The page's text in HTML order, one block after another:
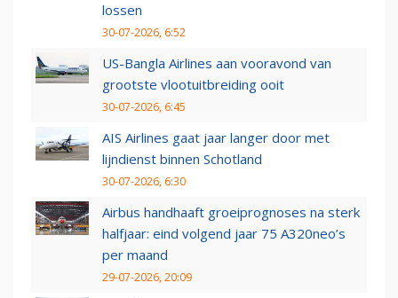
lossen
30-07-2026, 6:52
US-Bangla Airlines aan vooravond van
grootste vlootuitbreiding ooit
30-07-2026, 6:45
AIS Airlines gaat jaar langer door met
lijndienst binnen Schotland
30-07-2026, 6:30
Airbus handhaaft groeiprognoses na sterk
halfjaar: eind volgend jaar 75 A320neo’s
per maand
29-07-2026, 20:09